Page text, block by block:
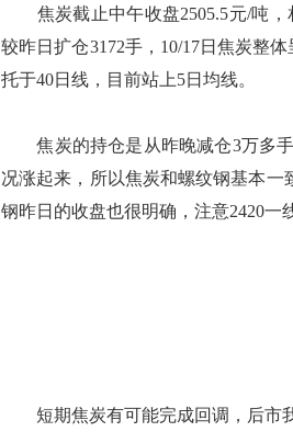
焦炭截止中午收盘2505.5元/吨，相
较昨日扩仓3172手，10/17日焦炭整
托于40日线，目前站上5日均线。
焦炭的持仓是从昨晚减仓3万多手
况涨起来，所以焦炭和螺纹钢基本
钢昨日的收盘也很明确，注意2420
短期焦炭有可能完成回调，后市